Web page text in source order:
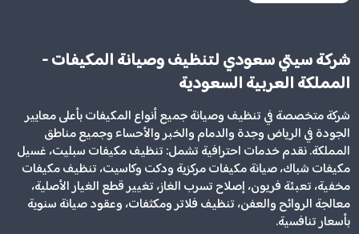
شركة سيتي سعودي لتنظيف وصيانة المكيفات -
المملكة العربية السعودية
شركة متخصصة في تنظيف وصيانة جميع أنواع المكيفات بأعلى معايير
الجودة في الرياض وجدة والدمام والخبر والأحساء وجميع مناطق
المملكة. نقدم خدمات احترافية تشمل: تنظيف مكيفات سبليت، غسيل
مكيفات شباك، صيانة مكيفات مركزية ودكت وكاسيت، تنظيف مكيفات
مخفية، تعبئة فريون، إصلاح تسرب الغاز، تغيير قطع الغيار الأصلية،
معالجة الروائح والعفن، تنظيف فلاتر ومكثفات، وعقود صيانة سنوية
بأسعار تنافسية.